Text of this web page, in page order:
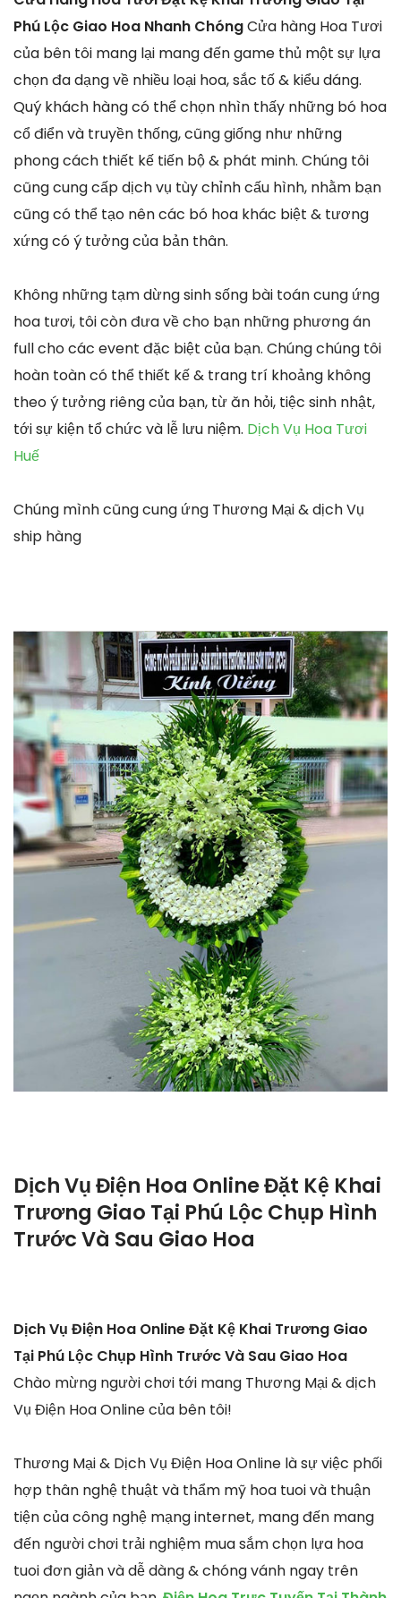
Phú Lộc Giao Hoa Nhanh ChóngCửa hàng Hoa Tươi
của bên tôi mang lại mang đến game thủ một sự lựa
chọn đa dạng về nhiều loại hoa, sắc tố & kiểu dáng.
Quý khách hàng có thể chọn nhìn thấy những bó hoa
cổ điển và truyền thống, cũng giống như những
phong cách thiết kế tiến bộ & phát minh. Chúng tôi
cũng cung cấp dịch vụ tùy chỉnh cấu hình, nhằm bạn
cũng có thể tạo nên các bó hoa khác biệt & tương
xứng có ý tưởng của bản thân.
Không những tạm dừng sinh sống bài toán cung ứng
hoa tươi, tôi còn đưa về cho bạn những phương án
full cho các event đặc biệt của bạn. Chúng chúng tôi
hoàn toàn có thể thiết kế & trang trí khoảng không
theo ý tưởng riêng của bạn, từ ăn hỏi, tiệc sinh nhật,
tới sự kiện tổ chức và lễ lưu niệm. Dịch Vụ Hoa Tươi
Huế
Chúng mình cũng cung ứng Thương Mại & dịch Vụ
ship hàng
Dịch Vụ Điện Hoa Online Đặt Kệ Khai
Trương Giao Tại Phú Lộc Chụp Hình
Trước Và Sau Giao Hoa
Dịch Vụ Điện Hoa Online Đặt Kệ Khai Trương Giao
Tại Phú Lộc Chụp Hình Trước Và Sau Giao Hoa
Chào mừng người chơi tới mang Thương Mại & dịch
Vụ Điện Hoa Online của bên tôi!
Thương Mại & Dịch Vụ Điện Hoa Online là sự việc phối
hợp thân nghệ thuật và thẩm mỹ hoa tuoi và thuận
tiện của công nghệ mạng internet, mang đến mang
đến người chơi trải nghiệm mua sắm chọn lựa hoa
tuoi đơn giản và dễ dàng & chóng vánh ngay trên